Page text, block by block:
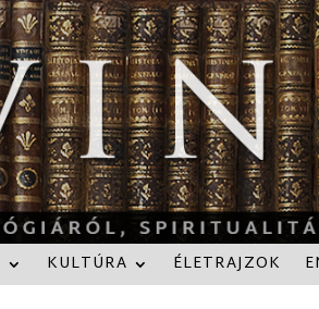
KULTÚRA ÉLETRAJZOK